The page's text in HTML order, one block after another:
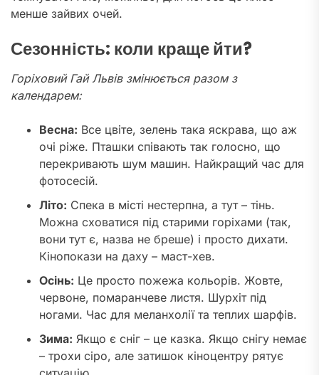
менше зайвих очей.
Сезонність: коли краще йти?
Горіховий Гай Львів змінюється разом з
календарем:
Весна: Все цвіте, зелень така яскрава, що аж
очі ріже. Пташки співають так голосно, що
перекривають шум машин. Найкращий час для
фотосесій.
Літо: Спека в місті нестерпна, а тут – тінь.
Можна сховатися під старими горіхами (так,
вони тут є, назва не бреше) і просто дихати.
Кінопокази на даху – маст-хев.
Осінь: Це просто пожежа кольорів. Жовте,
червоне, помаранчеве листя. Шурхіт під
ногами. Час для меланхолії та теплих шарфів.
Зима: Якщо є сніг – це казка. Якщо снігу немає
– трохи сіро, але затишок кіноцентру рятує